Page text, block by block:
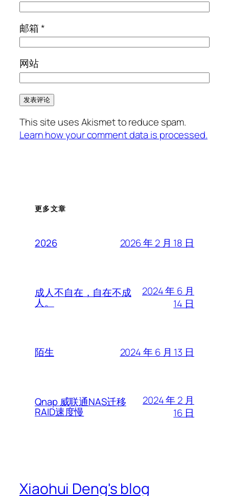
邮箱*
网站
This site uses Akismet to reduce spam.
Learn how your comment data is processed.
更多文章
2026 2026 年 2 月 18 日
成人不自在，自在不成
人。
2024 年 6 月
14 日
陌生 2024 年 6 月 13 日
Qnap 威联通NAS迁移
RAID速度慢
2024 年 2 月
16 日
Xiaohui Deng's blog